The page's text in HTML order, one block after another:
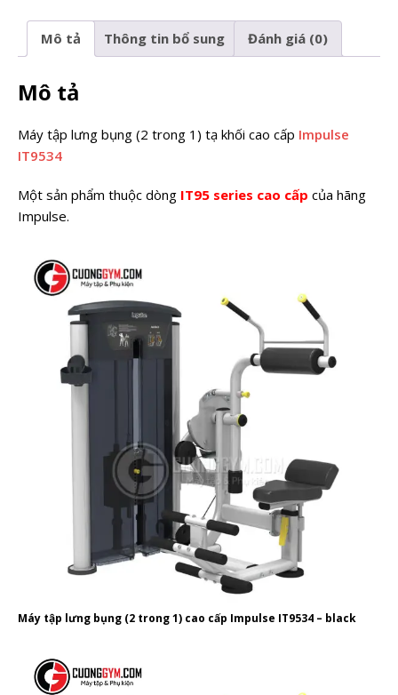
Mô tả Thông tin bổ sung Đánh giá (0)
Mô tả
Máy tập lưng bụng (2 trong 1) tạ khối cao cấp Impulse
IT9534
Một sản phẩm thuộc dòng IT95 series cao cấp của hãng
Impulse.
Máy tập lưng bụng (2 trong 1) cao cấp Impulse IT9534 – black